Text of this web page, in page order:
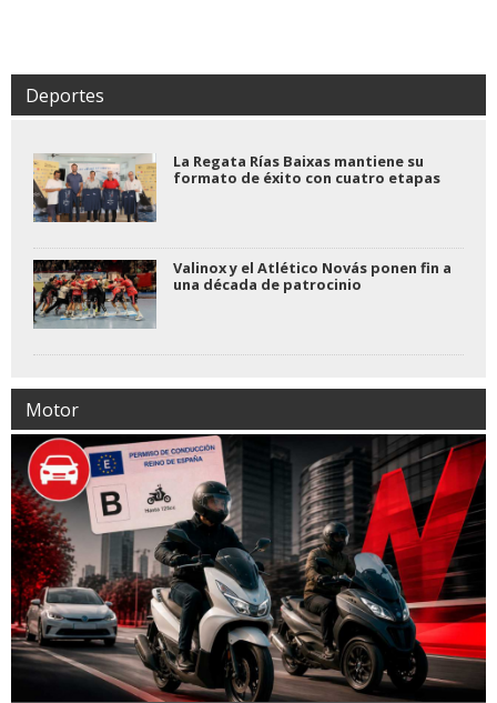
Deportes
La Regata Rías Baixas mantiene su
formato de éxito con cuatro etapas
Valinox y el Atlético Novás ponen fin a
una década de patrocinio
Motor